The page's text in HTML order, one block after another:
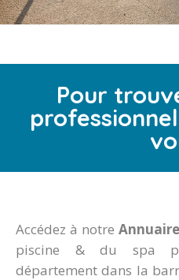
Pour
Accédez à notre Annuaire
piscine & du spa
département dans la